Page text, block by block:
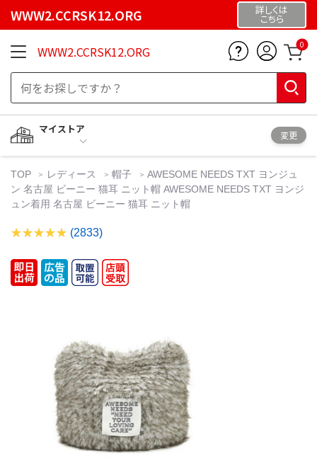
WWW2.CCRSK12.ORG 詳しくは
こちら
WWW2.CCRSK12.ORG 0
マイストア
変更
TOP レディース 帽子
AWESOME NEEDS TXT ヨンジュ
ン 名古屋 ビーニー 猫耳 ニット帽 AWESOME NEEDS TXT ヨンジ
ュン着用 名古屋 ビーニー 猫耳 ニット帽
(2833)